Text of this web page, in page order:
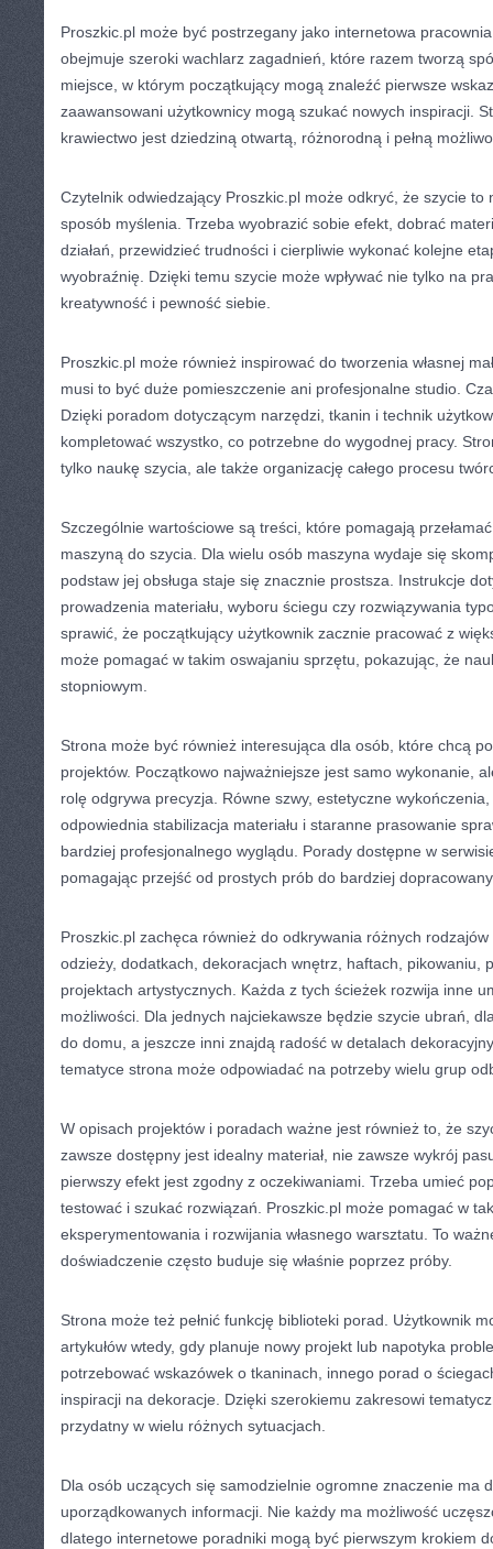
Proszkic.pl może być postrzegany jako internetowa
obejmuje szeroki wachlarz zagadnień, które razem tworzą
miejsce, w którym początkujący mogą znaleźć pierwsze
zaawansowani użytkownicy mogą szukać nowych inspiracji.
krawiectwo jest dziedziną otwartą, różnorodną i pełną
Czytelnik odwiedzający Proszkic.pl może odkryć, że szycie to
sposób myślenia. Trzeba wyobrazić sobie efekt, dobrać
działań, przewidzieć trudności i cierpliwie wykonać kolejne
wyobraźnię. Dzięki temu szycie może wpływać nie tylko na
kreatywność i pewność siebie.
Proszkic.pl może również inspirować do tworzenia własnej
musi to być duże pomieszczenie ani profesjonalne studio.
Dzięki poradom dotyczącym narzędzi, tkanin i technik
kompletować wszystko, co potrzebne do wygodnej pracy.
tylko naukę szycia, ale także organizację całego procesu
Szczególnie wartościowe są treści, które pomagają
maszyną do szycia. Dla wielu osób maszyna wydaje się
podstaw jej obsługa staje się znacznie prostsza. Instrukcje
prowadzenia materiału, wyboru ściegu czy rozwiązywania
sprawić, że początkujący użytkownik zacznie pracować z
może pomagać w takim oswajaniu sprzętu, pokazując, że
stopniowym.
Strona może być również interesująca dla osób, które chcą
projektów. Początkowo najważniejsze jest samo wykonanie,
rolę odgrywa precyzja. Równe szwy, estetyczne
odpowiednia stabilizacja materiału i staranne prasowanie
bardziej profesjonalnego wyglądu. Porady dostępne w
pomagając przejść od prostych prób do bardziej
Proszkic.pl zachęca również do odkrywania różnych
odzieży, dodatkach, dekoracjach wnętrz, haftach, pikowaniu,
projektach artystycznych. Każda z tych ścieżek rozwija inne
możliwości. Dla jednych najciekawsze będzie szycie ubrań,
do domu, a jeszcze inni znajdą radość w detalach
tematyce strona może odpowiadać na potrzeby wielu grup
W opisach projektów i poradach ważne jest również to, że
zawsze dostępny jest idealny materiał, nie zawsze wykrój
pierwszy efekt jest zgodny z oczekiwaniami. Trzeba umieć
testować i szukać rozwiązań. Proszkic.pl może pomagać w
eksperymentowania i rozwijania własnego warsztatu. To
doświadczenie często buduje się właśnie poprzez próby.
Strona może też pełnić funkcję biblioteki porad. Użytkownik
artykułów wtedy, gdy planuje nowy projekt lub napotyka
potrzebować wskazówek o tkaninach, innego porad o
inspiracji na dekoracje. Dzięki szerokiemu zakresowi
przydatny w wielu różnych sytuacjach.
Dla osób uczących się samodzielnie ogromne znaczenie ma
uporządkowanych informacji. Nie każdy ma możliwość
dlatego internetowe poradniki mogą być pierwszym krokiem